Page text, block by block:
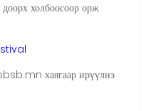
холбоосоор орж
хаягаар ирүүлнэ